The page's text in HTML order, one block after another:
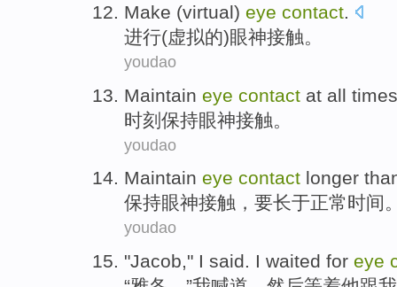
Make (virtual) eye contact.
进行(虚拟的)眼神接触。
youdao
Maintain eye contact at all times
时刻 保持眼神接触 。
youdao
Maintain eye contact longer
保持眼神接触 ，要长于正常时间
youdao
"Jacob," I said. I waited for eye